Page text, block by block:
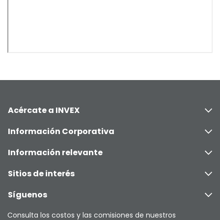
Acércate a INVEX
Información Corporativa
Información relevante
Sitios de interés
Síguenos
Consulta los costos y las comisiones de nuestros